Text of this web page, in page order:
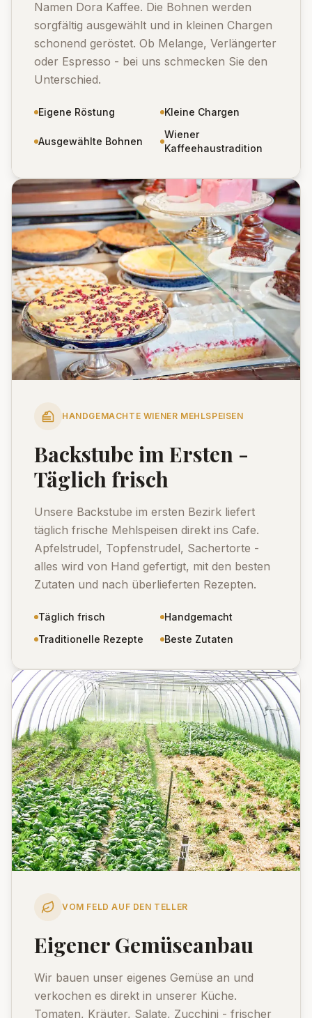
Namen Dora Kaffee. Die Bohnen werden
sorgfältig ausgewählt und in kleinen Chargen
schonend geröstet. Ob Melange, Verlängerter
oder Espresso - bei uns schmecken Sie den
Unterschied.
Eigene Röstung Kleine Chargen
Ausgewählte Bohnen
Wiener
Kaffeehaustradition
HANDGEMACHTE WIENER MEHLSPEISEN
Backstube im Ersten -
Täglich frisch
Unsere Backstube im ersten Bezirk liefert
täglich frische Mehlspeisen direkt ins Cafe.
Apfelstrudel, Topfenstrudel, Sachertorte -
alles wird von Hand gefertigt, mit den besten
Zutaten und nach überlieferten Rezepten.
Täglich frisch
Handgemacht
Traditionelle Rezepte
Beste Zutaten
VOM FELD AUF DEN TELLER
Eigener Gemüseanbau
Wir bauen unser eigenes Gemüse an und
verkochen es direkt in unserer Küche.
Tomaten, Kräuter, Salate, Zucchini - frischer